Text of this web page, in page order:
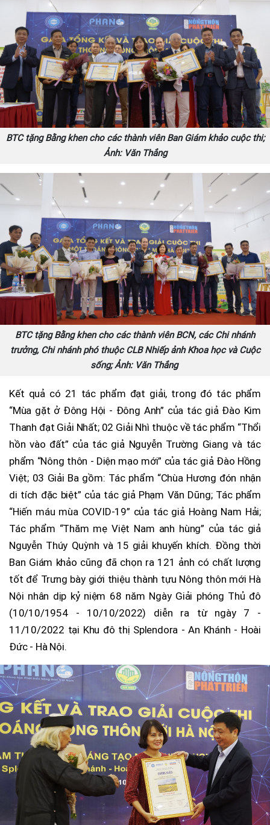
BTC tặng Bằng khen cho các thành viên Ban Giám khảo cuộc thi;
Ảnh: Văn Thắng
BTC tặng Bằng khen cho các thành viên BCN, các Chi nhánh
trưởng, Chi nhánh phó thuộc CLB Nhiếp ảnh Khoa học và Cuộc
sống; Ảnh: Văn Thắng
Kết quả có 21 tác phẩm đạt giải, trong đó tác phẩm
“Mùa gặt ở Đông Hội - Đông Anh” của tác giả Đào Kim
Thanh đạt Giải Nhất; 02 Giải Nhì thuộc về tác phẩm “Thổi
hồn vào đất” của tác giả Nguyễn Trường Giang và tác
phẩm “Nông thôn - Diện mạo mới” của tác giả Đào Hồng
Việt; 03 Giải Ba gồm: Tác phẩm “Chùa Hương đón nhận
di tích đặc biệt” của tác giả Phạm Văn Dũng; Tác phẩm
“Hiến máu mùa COVID-19” của tác giả Hoàng Nam Hải;
Tác phẩm “Thăm mẹ Việt Nam anh hùng” của tác giả
Nguyễn Thúy Quỳnh và 15 giải khuyến khích. Đồng thời
Ban Giám khảo cũng đã chọn ra 121 ảnh có chất lượng
tốt để Trưng bày giới thiệu thành tựu Nông thôn mới Hà
Nội nhân dịp kỷ niệm 68 năm Ngày Giải phóng Thủ đô
(10/10/1954 - 10/10/2022) diễn ra từ ngày 7 -
11/10/2022 tại Khu đô thị Splendora - An Khánh - Hoài
Đức - Hà Nội.